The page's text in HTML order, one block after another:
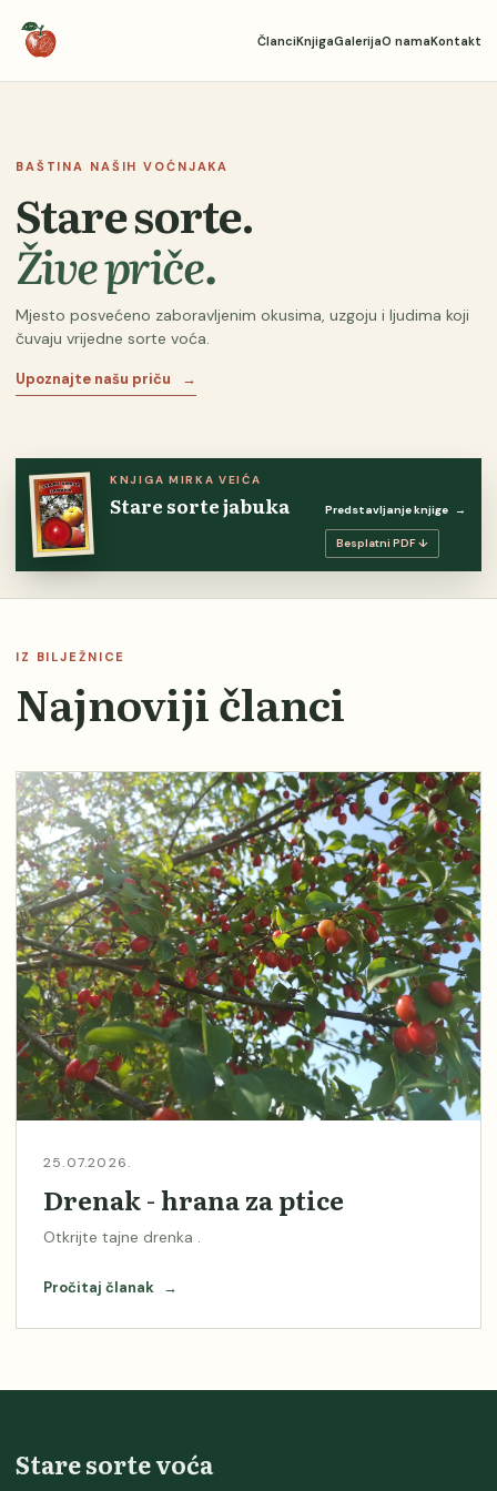
ČlanciKnjigaGalerijaO namaKontakt
BAŠTINA NAŠIH VOĆNJAKA
Stare sorte.
Žive priče.
Mjesto posvećeno zaboravljenim okusima, uzgoju i ljudima koji
čuvaju vrijedne sorte voća.
Upoznajte našu priču →
KNJIGA MIRKA VEIĆA
Stare sorte jabuka Predstavljanje knjige →
Besplatni PDF ↓
IZ BILJEŽNICE
Najnoviji članci
25.07.2026.
Drenak - hrana za ptice
Otkrijte tajne drenka .
Pročitaj članak →
Stare sorte voća